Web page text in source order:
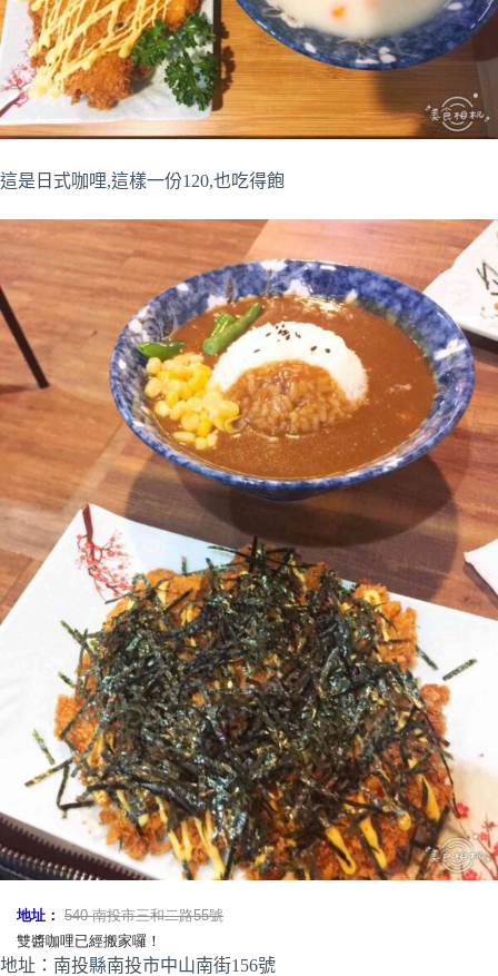
這是日式咖哩,這樣一份120,也吃得飽
地址 ： 540 南投市三和二路55號
雙醬咖哩已經搬家囉！
地址：南投縣南投市中山南街156號